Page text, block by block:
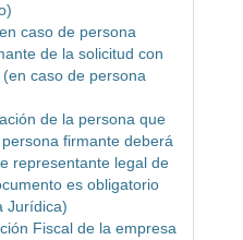
caso de persona
de la solicitud con
caso de persona
de la persona que
firmante deberá
representante legal de
es obligatorio
Jurídica)
Fiscal de la empresa